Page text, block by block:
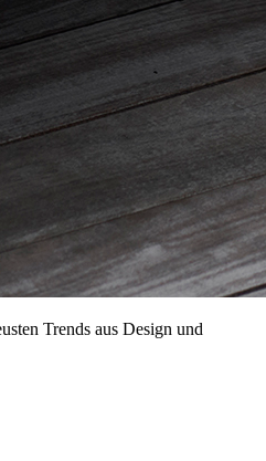
Trends aus Design und